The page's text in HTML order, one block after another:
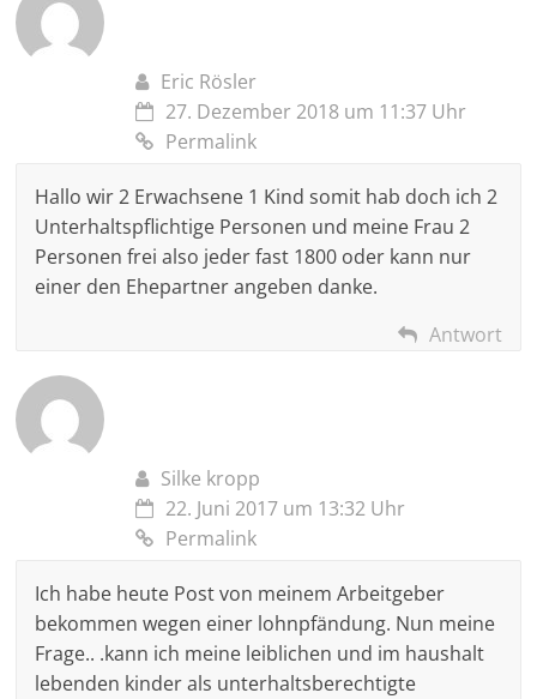
Eric Rösler
27. Dezember 2018 um 11:37 Uhr
Permalink
Hallo wir 2 Erwachsene 1 Kind somit hab doch ich 2
Unterhaltspflichtige Personen und meine Frau 2
Personen frei also jeder fast 1800 oder kann nur
einer den Ehepartner angeben danke.
Antwort
Silke kropp
22. Juni 2017 um 13:32 Uhr
Permalink
Ich habe heute Post von meinem Arbeitgeber
bekommen wegen einer lohnpfändung. Nun meine
Frage.. .kann ich meine leiblichen und im haushalt
lebenden kinder als unterhaltsberechtigte